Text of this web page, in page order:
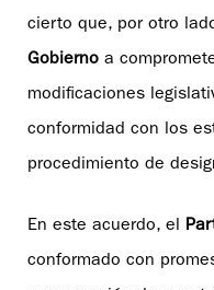
cierto que, por otro
Gobierno a
modificaciones
conformidad con los
procedimiento de
En este acuerdo, el
conformado con